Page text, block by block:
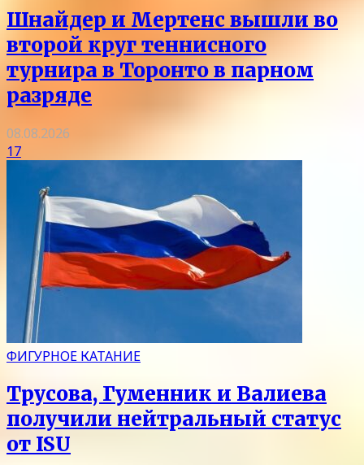
Шнайдер и Мертенс вышли во
второй круг теннисного
турнира в Торонто в парном
разряде
08.08.2026
17
ФИГУРНОЕ КАТАНИЕ
Трусова, Гуменник и Валиева
получили нейтральный статус
от ISU